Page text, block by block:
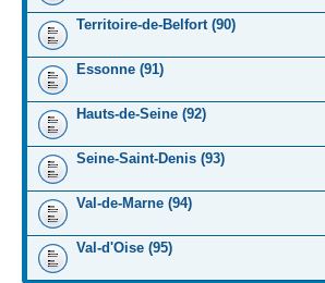
Territoire-de-Belfort (90)
Essonne (91)
Hauts-de-Seine (92)
Seine-Saint-Denis (93)
Val-de-Marne (94)
Val-d'Oise (95)